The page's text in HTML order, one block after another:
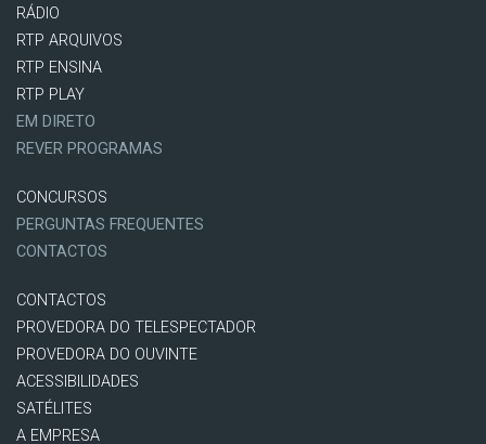
RÁDIO
RTP ARQUIVOS
RTP ENSINA
RTP PLAY
EM DIRETO
REVER PROGRAMAS
CONCURSOS
PERGUNTAS FREQUENTES
CONTACTOS
CONTACTOS
PROVEDORA DO TELESPECTADOR
PROVEDORA DO OUVINTE
ACESSIBILIDADES
SATÉLITES
A EMPRESA